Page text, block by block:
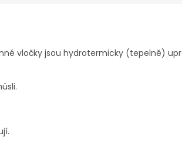
vločky jsou hydrotermicky (tepelně)